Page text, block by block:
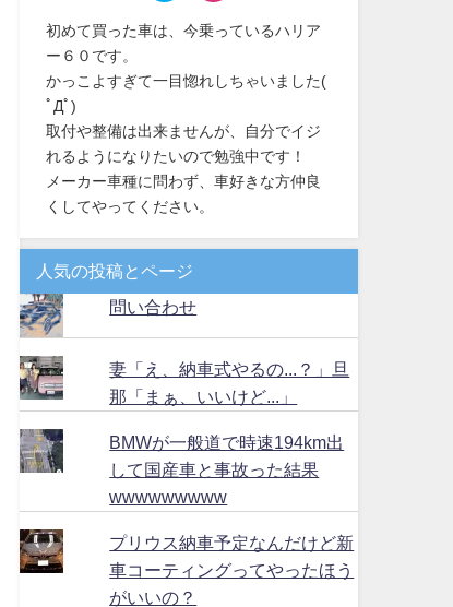
初めて買った車は、今乗っているハリア
ー６０です。
かっこよすぎて一目惚れしちゃいました(
ﾟДﾟ)
取付や整備は出来ませんが、自分でイジ
れるようになりたいので勉強中です！
メーカー車種に問わず、車好きな方仲良
くしてやってください。
人気の投稿とページ
問い合わせ
妻「え、納車式やるの...？」旦
那「まぁ、いいけど...」
BMWが一般道で時速194km出
して国産車と事故った結果
wwwwwwwww
プリウス納車予定なんだけど新
車コーティングってやったほう
がいいの？